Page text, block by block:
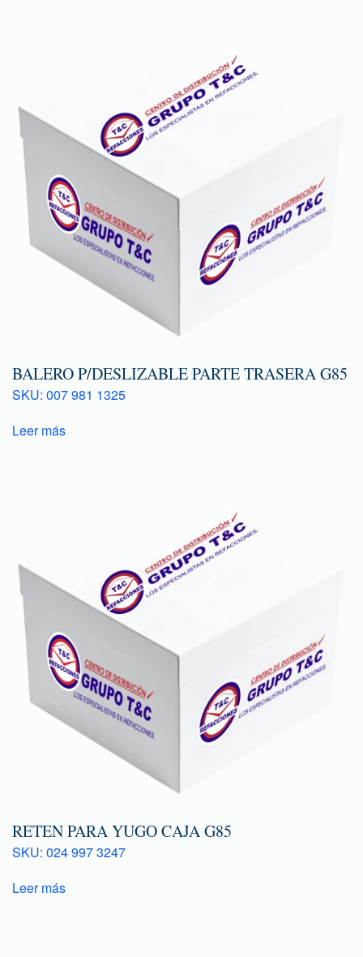
BALERO P/DESLIZABLE PARTE TRASERA G85
SKU: 007 981 1325
Leer más
RETEN PARA YUGO CAJA G85
SKU: 024 997 3247
Leer más